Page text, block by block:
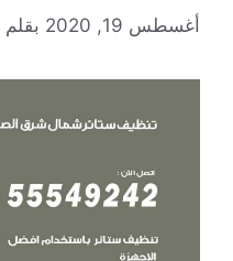
أغسطس 19, 2020 بقلم